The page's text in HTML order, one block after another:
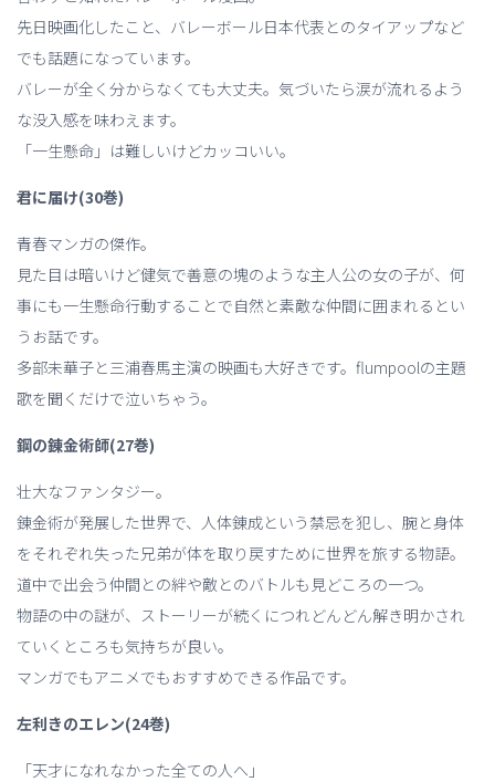
先日映画化したこと、バレーボール日本代表とのタイアップなど
でも話題になっています。
バレーが全く分からなくても大丈夫。気づいたら涙が流れるよう
な没入感を味わえます。
「一生懸命」は難しいけどカッコいい。
君に届け(30巻)
青春マンガの傑作。
見た目は暗いけど健気で善意の塊のような主人公の女の子が、何
事にも一生懸命行動することで自然と素敵な仲間に囲まれるとい
うお話です。
多部未華子と三浦春馬主演の映画も大好きです。flumpoolの主題
歌を聞くだけで泣いちゃう。
鋼の錬金術師(27巻)
壮大なファンタジー。
錬金術が発展した世界で、人体錬成という禁忌を犯し、腕と身体
をそれぞれ失った兄弟が体を取り戻すために世界を旅する物語。
道中で出会う仲間との絆や敵とのバトルも見どころの一つ。
物語の中の謎が、ストーリーが続くにつれどんどん解き明かされ
ていくところも気持ちが良い。
マンガでもアニメでもおすすめできる作品です。
左利きのエレン(24巻)
「天才になれなかった全ての人へ」